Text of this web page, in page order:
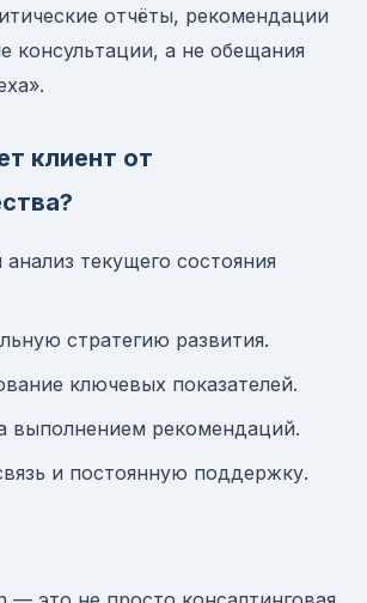
отчёты, рекомендации
консультации, а не обещания
клиент от
текущего состояния
стратегию развития.
ключевых показателей.
выполнением рекомендаций.
и постоянную поддержку.